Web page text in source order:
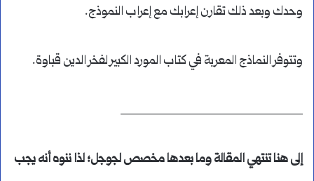
وحدك وبعد ذلك تقارن إعرابك مع إعراب النموذج.
وتتوفر النماذج المعربة في كتاب المورد الكبير لفخر الدين قباوة.
__________________________
إلى هنا تنتهي المقالة وما بعدها مخصص لجوجل؛ لذا ننوه أنه يجب